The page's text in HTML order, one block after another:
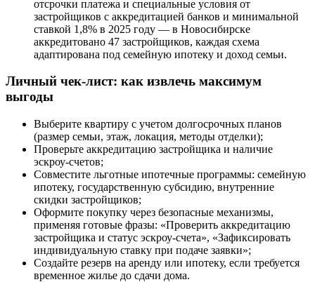
отсрочки платежа и специальные условия от
застройщиков с аккредитацией банков и минимальной
ставкой 1,8% в 2025 году — в Новосибирске
аккредитовано 47 застройщиков, каждая схема
адаптирована под семейную ипотеку и доход семьи.
Личный чек-лист: как извлечь максимум
выгоды
Выберите квартиру с учетом долгосрочных планов
(размер семьи, этаж, локация, методы отделки);
Проверьте аккредитацию застройщика и наличие
эскроу-счетов;
Совместите льготные ипотечные программы: семейную
ипотеку, государственную субсидию, внутренние
скидки застройщиков;
Оформите покупку через безопасные механизмы,
применяя готовые фразы: «Проверить аккредитацию
застройщика и статус эскроу-счета», «Зафиксировать
индивидуальную ставку при подаче заявки»;
Создайте резерв на аренду или ипотеку, если требуется
временное жилье до сдачи дома.